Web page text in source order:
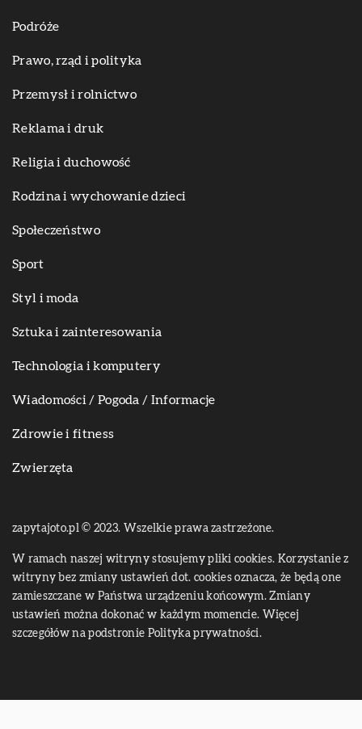
Podróże
Prawo, rząd i polityka
Przemysł i rolnictwo
Reklama i druk
Religia i duchowość
Rodzina i wychowanie dzieci
Społeczeństwo
Sport
Styl i moda
Sztuka i zainteresowania
Technologia i komputery
Wiadomości / Pogoda / Informacje
Zdrowie i fitness
Zwierzęta
zapytajoto.pl © 2023. Wszelkie prawa zastrzeżone.
W ramach naszej witryny stosujemy pliki cookies. Korzystanie z
witryny bez zmiany ustawień dot. cookies oznacza, że będą one
zamieszczane w Państwa urządzeniu końcowym. Zmiany
ustawień można dokonać w każdym momencie. Więcej
szczegółów na podstronie Polityka prywatności.